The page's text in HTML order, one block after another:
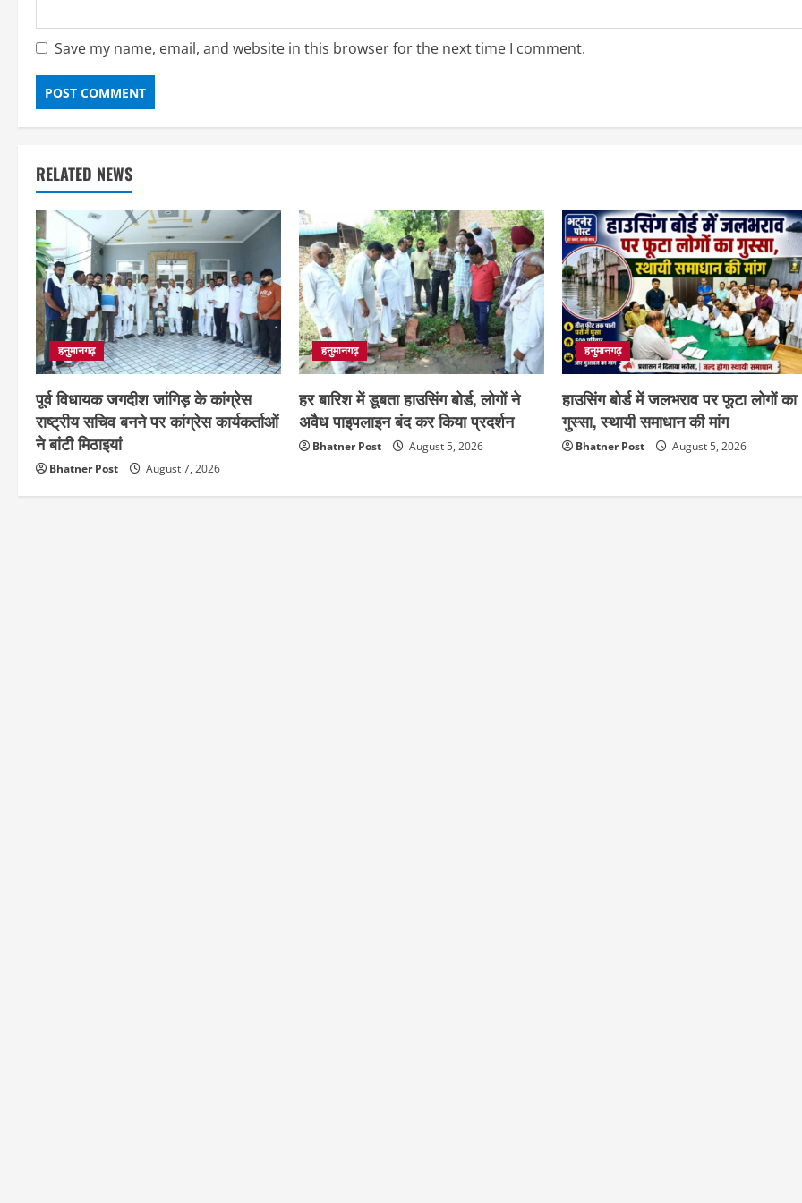
Save my name, email, and website in this browser for the next time I comment.
RELATED NEWS
हनुमानगढ़
पूर्व विधायक जगदीश जांगिड़ के कांग्रेस
राष्ट्रीय सचिव बनने पर कांग्रेस कार्यकर्ताओं
ने बांटी मिठाइयां
Bhatner Post August 7, 2026
हनुमानगढ़
हर बारिश में डूबता हाउसिंग बोर्ड, लोगों ने
अवैध पाइपलाइन बंद कर किया प्रदर्शन
Bhatner Post August 5, 2026
हनुमानगढ़
हाउसिंग बोर्ड में जलभराव पर फूटा लोगों का
गुस्सा, स्थायी समाधान की मांग
Bhatner Post August 5, 2026